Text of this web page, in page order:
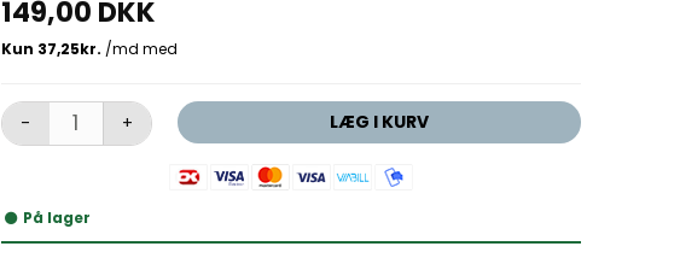
149,00 DKK
- + LÆG I KURV
På lager